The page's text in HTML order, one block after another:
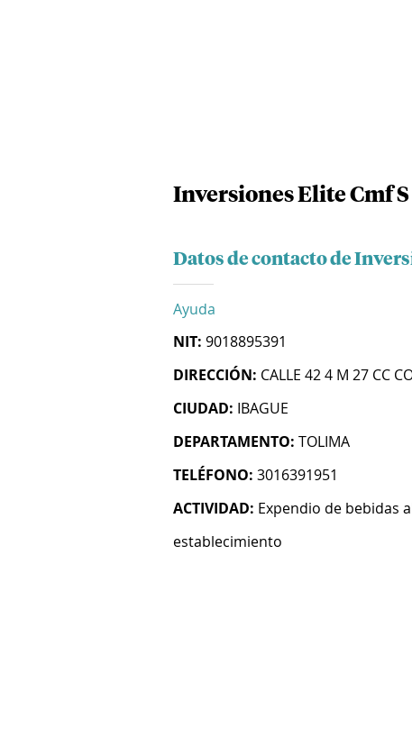
Inversiones Elite Cmf S
Datos de contacto de
Ayuda
NIT: 9018895391
DIRECCIÓN: CALLE 42 4 M 27 CC
CIUDAD: IBAGUE
DEPARTAMENTO: TOLIMA
TELÉFONO: 3016391951
ACTIVIDAD: Expendio de bebidas
establecimiento